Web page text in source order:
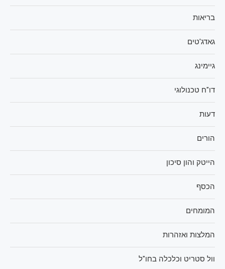
בריאות
גאדג'טים
גיימינג
דו"ח טכנולוגי
דעות
הורים
הייטק והון סיכון
הכסף
המומחים
המלצות ואזהרות
וול סטריט וכלכלה בחו"ל